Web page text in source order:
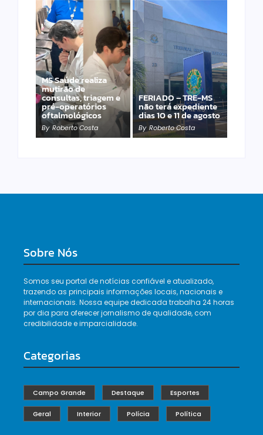
MS Saúde realiza
mutirão de
consultas, triagem e
pré-operatórios
oftalmológicos
By Roberto Costa
FERIADO – TRE-MS
não terá expediente
dias 10 e 11 de agosto
By Roberto Costa
Laranja azeda atrai
investimento
francês para
produção de óleos
essenciais
By Roberto Costa
Sobre Nós
Somos seu portal de notícias confiável e atualizado,
trazendo as principais informações locais, nacionais e
internacionais. Nossa equipe dedicada trabalha 24 horas
por dia para oferecer jornalismo de qualidade, com
credibilidade e imparcialidade.
Categorias
Campo Grande Destaque Esportes
Geral Interior Polícia Política